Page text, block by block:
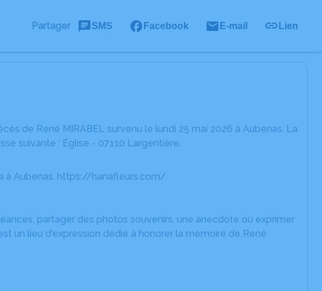
Partager SMS Facebook E-mail Lien
de René MIRABEL survenu le lundi 25 mai 2026 à Aubenas. La
suivante : Église - 07110 Largentière.
à Aubenas. https://hanafleurs.com/
partager des photos souvenirs, une anecdote ou exprimer
un lieu d'expression dédié à honorer la mémoire de René